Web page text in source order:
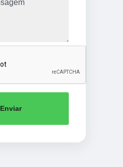
Enviar